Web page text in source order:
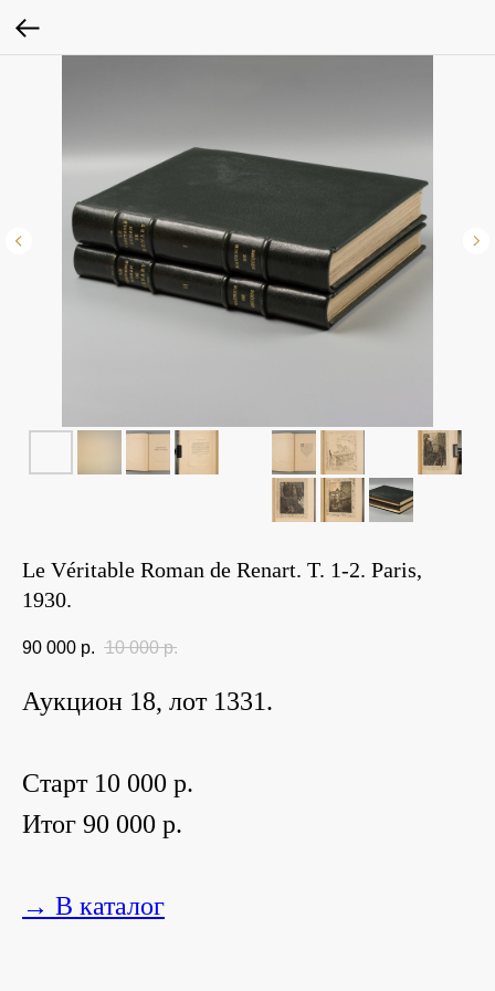
Le Véritable Roman de Renart. T. 1-2. Paris,
1930.
90 000 р. 10 000 р.
Аукцион 18, лот 1331.
Старт 10 000 р.
Итог 90 000 р.
→ В каталог